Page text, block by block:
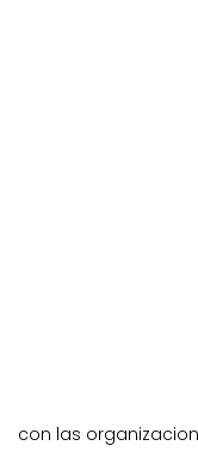
con las